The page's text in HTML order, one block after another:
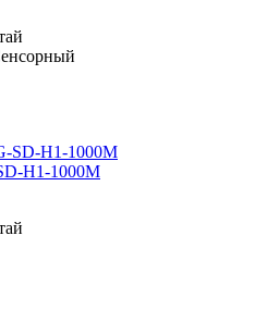
H1-1000M